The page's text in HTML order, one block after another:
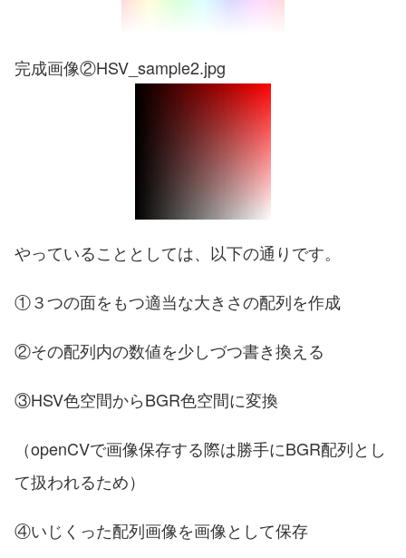
完成画像②HSV_sample2.jpg
やっていることとしては、以下の通りです。
①３つの面をもつ適当な大きさの配列を作成
②その配列内の数値を少しづつ書き換える
③HSV色空間からBGR色空間に変換
（openCVで画像保存する際は勝手にBGR配列とし
て扱われるため）
④いじくった配列画像を画像として保存